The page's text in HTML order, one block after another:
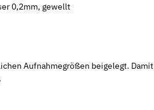
0,2mm, gewellt
Aufnahmegrößen beigelegt. Damit